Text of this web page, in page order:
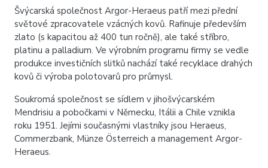
Švýcarská společnost Argor-Heraeus patří mezi přední
světové zpracovatele vzácných kovů. Rafinuje především
zlato (s kapacitou až 400 tun ročně), ale také stříbro,
platinu a palladium. Ve výrobním programu firmy se vedle
produkce investičních slitků nachází také recyklace drahých
kovů či výroba polotovarů pro průmysl.
Soukromá společnost se sídlem v jihošvýcarském
Mendrisiu a pobočkami v Německu, Itálii a Chile vznikla
roku 1951. Jejími současnými vlastníky jsou Heraeus,
Commerzbank, Münze Österreich a management Argor-
Heraeus.